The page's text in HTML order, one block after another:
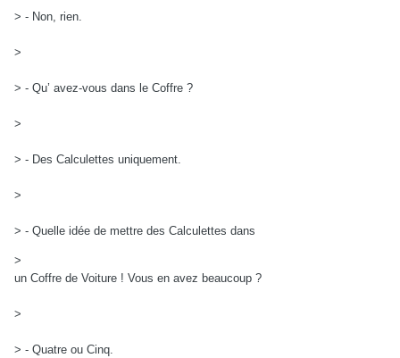
> - Non, rien.
>
> - Qu’ avez-vous dans le Coffre ?
>
> - Des Calculettes uniquement.
>
> - Quelle idée de mettre des Calculettes dans
>
un Coffre de Voiture ! Vous en avez beaucoup ?
>
> - Quatre ou Cinq.